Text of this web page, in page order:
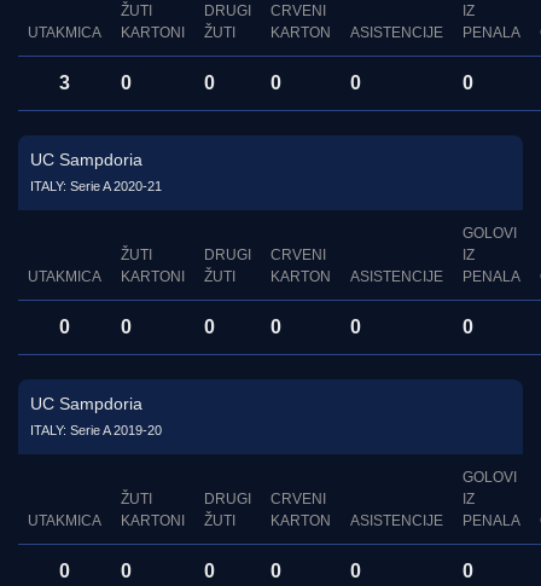
UTAKMICA
ŽUTI
KARTONI
DRUGI
ŽUTI
CRVENI
KARTON
ASISTENCIJE
IZ
PENALA
3 0 0 0 0 0
UC Sampdoria
ITALY: Serie A 2020-21
UTAKMICA
ŽUTI
KARTONI
DRUGI
ŽUTI
CRVENI
KARTON
ASISTENCIJE
GOLOVI
IZ
PENALA
0 0 0 0 0 0
UC Sampdoria
ITALY: Serie A 2019-20
UTAKMICA
ŽUTI
KARTONI
DRUGI
ŽUTI
CRVENI
KARTON
ASISTENCIJE
GOLOVI
IZ
PENALA
0 0 0 0 0 0